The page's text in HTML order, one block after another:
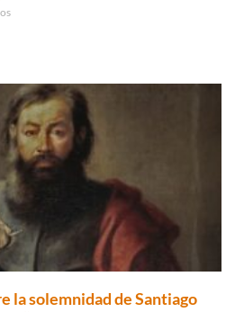
la solemnidad de Santiago